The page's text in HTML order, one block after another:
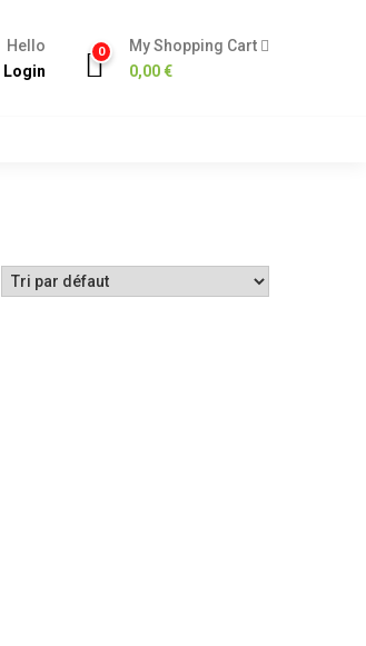
Hello
Login
0
My Shopping Cart
0,00€